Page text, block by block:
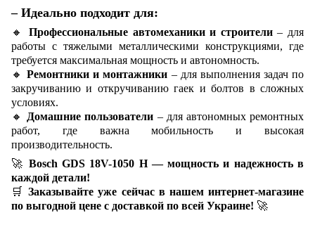
– Идеально подходит для:
🔸Профессиональные автомеханики и строители– для
работы с тяжелыми металлическими конструкциями, где
требуется максимальная мощность и автономность.
🔸Ремонтники и монтажники – для выполнения задач по
закручиванию и откручиванию гаек и болтов в сложных
условиях.
🔸
Домашние пользователи – для автономных ремонтных
работ, где важна мобильность и высокая
производительность.
🚀 Bosch GDS 18V-1050 H — мощность и надежность в
каждой детали!
🛒Заказывайте уже сейчас в нашем интернет-магазине
по выгодной цене с доставкой по всей Украине! 🚀